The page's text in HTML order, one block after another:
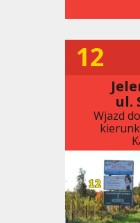
12
ul.
Wjazd